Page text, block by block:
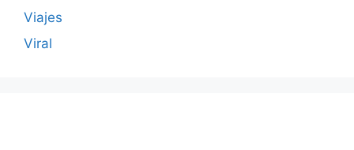
Viajes
Viral